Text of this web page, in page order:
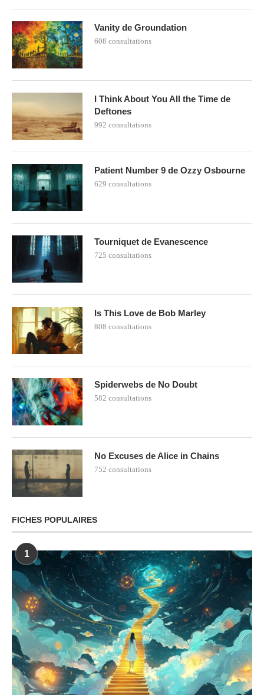
Vanity de Groundation
608 consultations
I Think About You All the Time de
Deftones
992 consultations
Patient Number 9 de Ozzy Osbourne
629 consultations
Tourniquet de Evanescence
725 consultations
Is This Love de Bob Marley
808 consultations
Spiderwebs de No Doubt
582 consultations
No Excuses de Alice in Chains
752 consultations
FICHES POPULAIRES
1